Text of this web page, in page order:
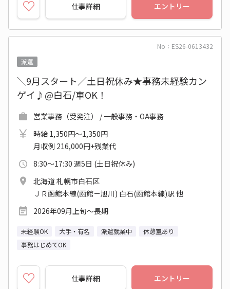
仕事詳細 エントリー
No：ES26-0613432
派遣
＼9月スタート／土日祝休み★事務未経験カン
ゲイ♪@白石/車OK！
営業事務（受発注） / 一般事務・OA事務
時給 1,350円～1,350円
月収例 216,000円+残業代
8:30～17:30 週5日 (土日祝休み)
北海道 札幌市白石区
ＪＲ函館本線(函館－旭川) 白石(函館本線)駅 他
2026年09月上旬～長期
未経験OK 大手・有名 派遣就業中
休憩室あり
事務はじめてOK
仕事詳細 エントリー